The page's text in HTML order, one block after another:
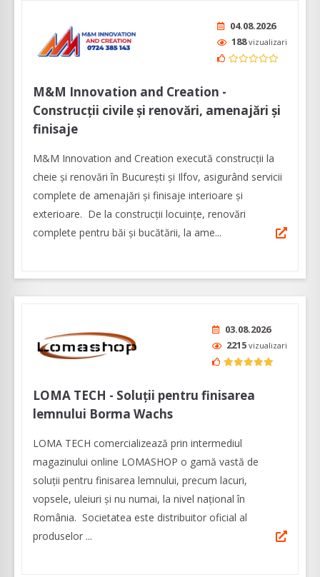
04.08.2026
188vizualizari
M&M Innovation and Creation -
Construcții civile și renovări, amenajări și
finisaje
M&M Innovation and Creation execută construcții la
cheie și renovări în București și Ilfov, asigurând servicii
complete de amenajări și finisaje interioare și
exterioare. De la construcții locuințe, renovări
complete pentru băi și bucătării, la ame...
03.08.2026
2215 vizualizari
LOMA TECH - Soluții pentru finisarea
lemnului Borma Wachs
LOMA TECH comercializează prin intermediul
magazinului online LOMASHOP o gamă vastă de
soluții pentru finisarea lemnului, precum lacuri,
vopsele, uleiuri și nu numai, la nivel național în
România. Societatea este distribuitor oficial al
produselor ...